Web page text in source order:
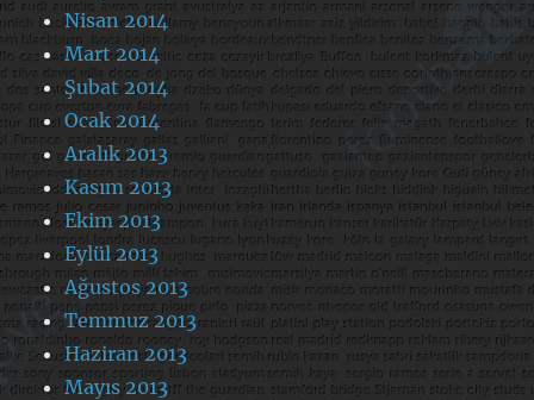
Nisan 2014
Mart 2014
Şubat 2014
Ocak 2014
Aralık 2013
Kasım 2013
Ekim 2013
Eylül 2013
Ağustos 2013
Temmuz 2013
Haziran 2013
Mayıs 2013